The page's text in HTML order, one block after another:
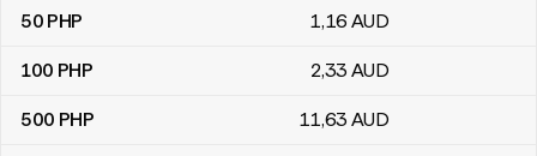
Tabel de conversie pesos filipinezi în dolari australieni
50 PHP 1,16 AUD
100 PHP 2,33 AUD
500 PHP 11,63 AUD